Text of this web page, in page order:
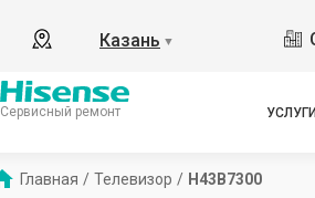
Казань ▼
Сервисный ремонт УСЛУГИ
Главная / Телевизор / H43B7300